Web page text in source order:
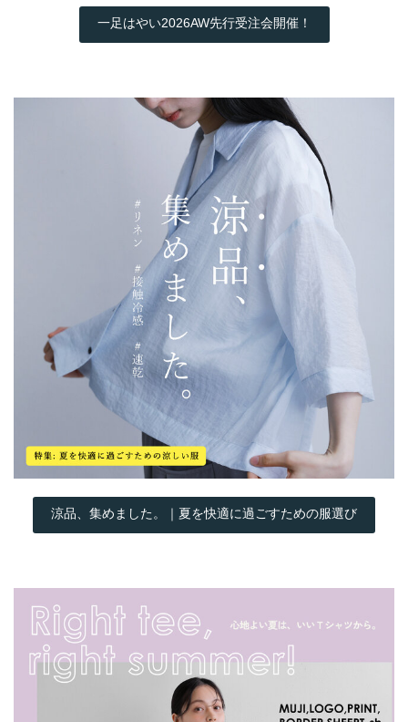
一足はやい2026AW先行受注会開催！
涼品、集めました。｜夏を快適に過ごすための服選び